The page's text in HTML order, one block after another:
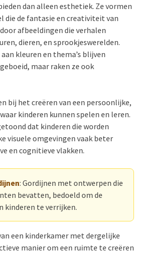
dan alleen esthetiek. Ze vormen
die de fantasie en creativiteit van
afbeeldingen die verhalen
dieren, en sprookjeswerelden.
kleuren en thema’s blijven
maar raken ze ook
bij het creëren van een persoonlijke,
kinderen kunnen spelen en leren.
dat kinderen die worden
visuele omgevingen vaak beter
en cognitieve vlakken.
: Gordijnen met ontwerpen die
bevatten, bedoeld om de
kinderen te verrijken.
een kinderkamer met dergelijke
manier om een ruimte te creëren